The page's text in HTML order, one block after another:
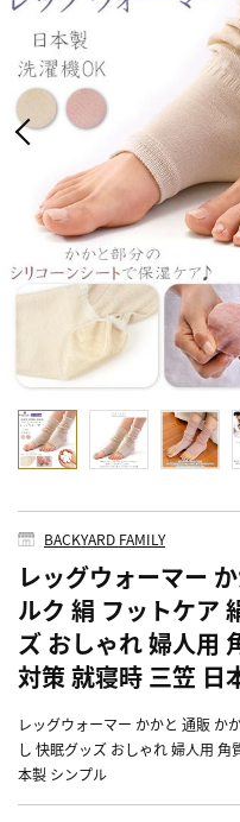
BACKYARD FAMILY
レッグウォーマー
ルク 絹 フットケア
ズ おしゃれ 婦人用
対策 就寝時 三笠 日
レッグウォーマー かかと 通販 か
し 快眠グッズ おしゃれ 婦人用
本製 シンプル